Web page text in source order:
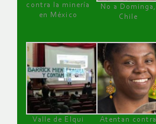
contra la minería
en México
No a Dominga,
Chile
Valle de Elqui
Atentan contra